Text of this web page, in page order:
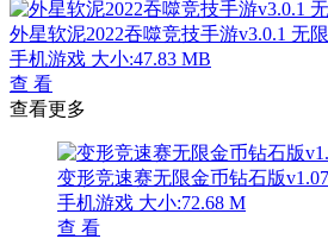
外星软泥2022吞噬竞技手游v3.0.1 无
手机游戏 大小:47.83 MB
查 看
查看更多
变形竞速赛无限金币钻石版
手机游戏 大小:72.68 M
查 看